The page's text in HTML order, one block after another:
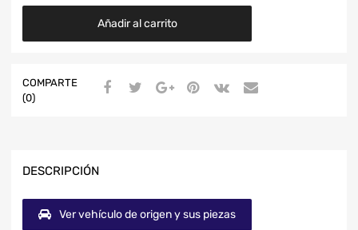
Añadir al carrito
COMPARTE
(0)
DESCRIPCIÓN
Ver vehículo de origen y sus piezas